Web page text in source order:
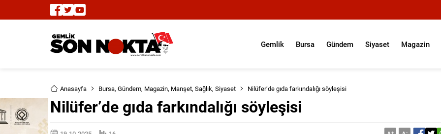
Gemlik Bursa Gündem Siyaset Magazin
Anasayfa Bursa, Gündem, Magazin, Manşet, Sağlık, Siyaset Nilüfer’de gıda farkındalığı söyleşisi
Nilüfer’de gıda farkındalığı söyleşisi
+ -